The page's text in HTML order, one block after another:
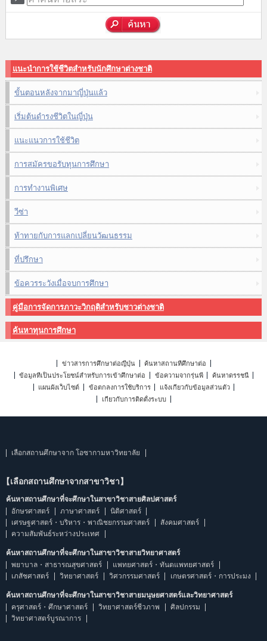
แนะนำการใช้ชีวิตสำหรับนักศึกษาต่างชาติ
ขั้นตอนหลังจากมาญี่ปุ่นแล้ว
เริ่มต้นดำรงชีวิตในญี่ปุ่น
แนะแนวการใช้ชีวิต
การสมัครขอรับทุนการศึกษา
การทำงานพิเศษ
วีซ่า
ท้าทายกับการแลกเปลี่ยนวัฒนธรรม
ที่ปรึกษา
ข้อควรระวังเมื่อจบการศึกษา
คู่มือการจัดการภาวะวิกฤติสำหรับชาวต่างชาติ
ค้นหาทุนการศึกษา
ข่าวสารการศึกษาต่อญี่ปุ่น
ค้นหาสถานที่ศึกษาต่อ
ข้อมูลที่เป็นประโยชน์สำหรับการเข้าศึกษาต่อ
ข้อความจากรุ่นพี่
ค้นหาดรรชนี
แผนผังเว็บไซต์
ข้อตกลงการใช้บริการ
แจ้งเกี่ยวกับข้อมูลส่วนตัว
เกี่ยวกับการติดตั้งระบบ
เลือกสถานศึกษาจาก โอซากามหาวิทยาลัย
【เลือกสถานศึกษาจากสาขาวิชา】
ค้นหาสถานศึกษาที่จะศึกษาในสาขาวิชาสายศิลปศาสตร์
อักษรศาสตร์
ภาษาศาสตร์
นิติศาสตร์
เศรษฐศาสตร์・บริหาร・พาณิชยกรรมศาสตร์
สังคมศาสตร์
ความสัมพันธ์ระหว่างประเทศ
ค้นหาสถานศึกษาที่จะศึกษาในสาขาวิชาสายวิทยาศาสตร์
พยาบาล・สาธารณสุขศาสตร์
แพทยศาสตร์・ทันตแพทยศาสตร์
เภสัชศาสตร์
วิทยาศาสตร์ วิศวกรรมศาสตร์ เกษตรศาสตร์・การประมง
ค้นหาสถานศึกษาที่จะศึกษาในสาขาวิชาสายมนุษยศาสตร์และวิทยาศาสตร์
ครุศาสตร์・ศึกษาศาสตร์
วิทยาศาสตร์ชีวภาพ
ศิลปกรรม
วิทยาศาสตร์บูรณาการ